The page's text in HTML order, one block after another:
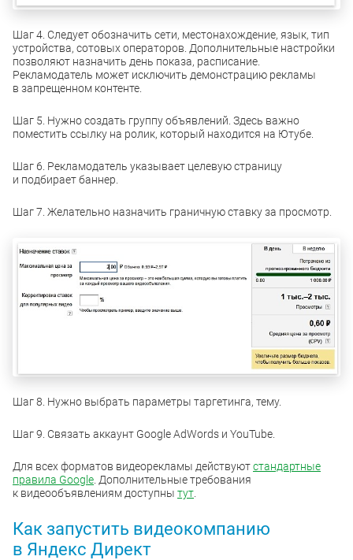
Шаг 4. Следует обозначить сети, местонахождение, язык, тип
устройства, сотовых операторов. Дополнительные настройки
позволяют назначить день показа, расписание.
Рекламодатель может исключить демонстрацию рекламы
в запрещенном контенте.
Шаг 5. Нужно создать группу объявлений. Здесь важно
поместить ссылку на ролик, который находится на Ютубе.
Шаг 6. Рекламодатель указывает целевую страницу
и подбирает баннер.
Шаг 7. Желательно назначить граничную ставку за просмотр.
Шаг 8. Нужно выбрать параметры таргетинга, тему.
Шаг 9. Связать аккаунт Google AdWords и YouTube.
Для всех форматов видеорекламы действуютстандартные
правила Google . Дополнительные требования
к видеообъявлениям доступны тут
Как запустить видеокомпанию
в Яндекс Директ